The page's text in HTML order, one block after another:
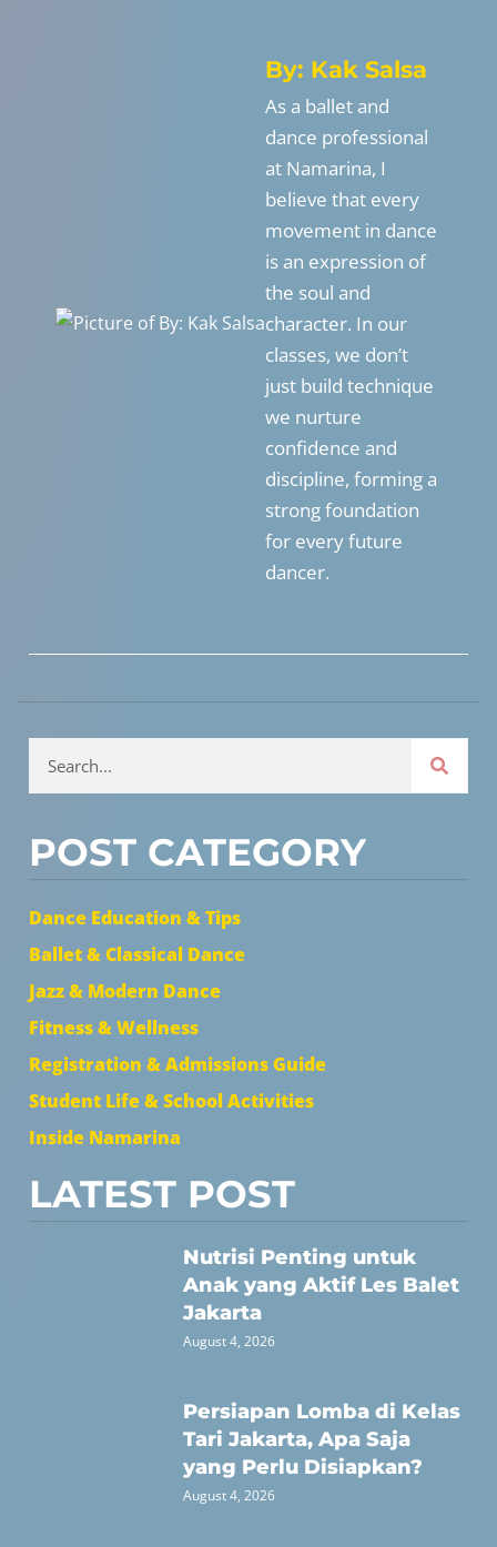
By: Kak Salsa
As a ballet and
dance professional
at Namarina, I
believe that every
movement in dance
is an expression of
the soul and
character. In our
classes, we don’t
just build technique
we nurture
confidence and
discipline, forming a
strong foundation
for every future
dancer.
POST CATEGORY
Dance Education & Tips
Ballet & Classical Dance
Jazz & Modern Dance
Fitness & Wellness
Registration & Admissions Guide
Student Life & School Activities
Inside Namarina
LATEST POST
Nutrisi Penting untuk
Anak yang Aktif Les Balet
Jakarta
August 4, 2026
Persiapan Lomba di Kelas
Tari Jakarta, Apa Saja
yang Perlu Disiapkan?
August 4, 2026